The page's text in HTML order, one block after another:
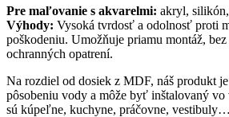
Pre maľovanie s akvarelmi: akryl,
Výhody: Vysoká tvrdosť a odolnosť proti
poškodeniu. Umožňuje priamu montáž,
ochranných opatrení.
Na rozdiel od dosiek z MDF, náš produkt
pôsobeniu vody a môže byť inštalovaný
sú kúpeľne, kuchyne, práčovne, vestibuly…